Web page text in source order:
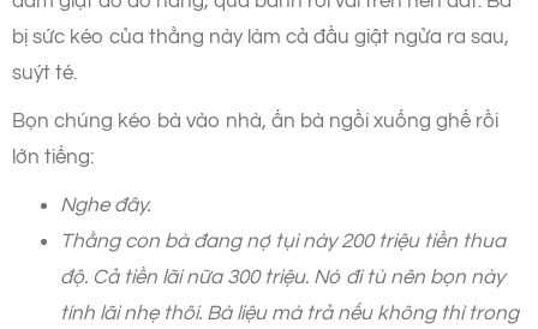
bị sức kéo của thằng này làm cả đầu giật ngửa ra sau,
suýt té.
Bọn chúng kéo bà vào nhà, ấn bà ngồi xuống ghế rồi
lớn tiếng:
Nghe đây.
Thằng con bà đang nợ tụi này 200 triệu tiền thua
độ. Cả tiền lãi nữa 300 triệu. Nó đi tù nên bọn này
tính lãi nhẹ thôi. Bà liệu mà trả nếu không thì trong